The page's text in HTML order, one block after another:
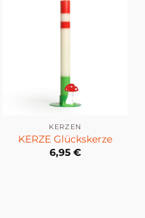
KERZEN
KERZE Glückskerze
6,95 €